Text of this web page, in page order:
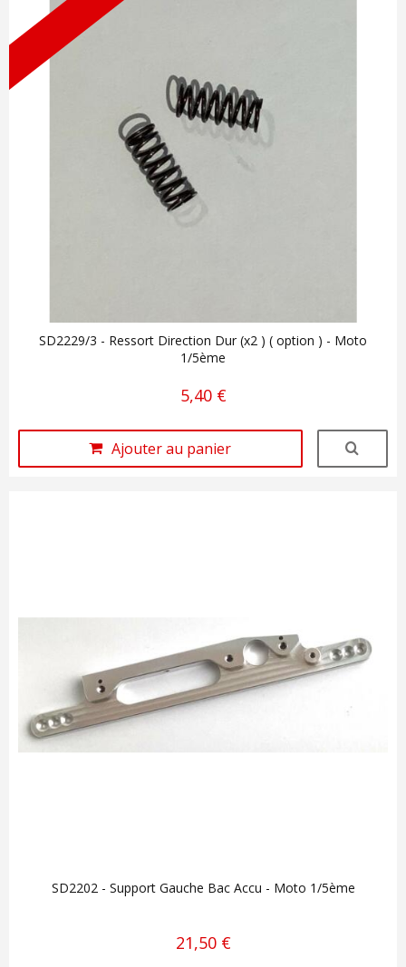
SD2229/3 - Ressort Direction Dur (x2 ) ( option ) - Moto
1/5ème
5,40 €
Ajouter au panier
SD2202 - Support Gauche Bac Accu - Moto 1/5ème
21,50 €